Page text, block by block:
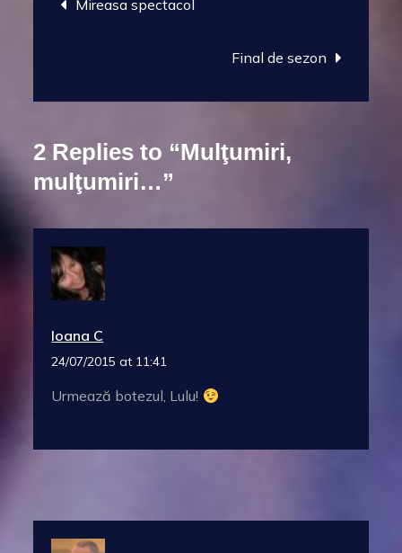
navigation
Mireasa spectacol
Final de sezon
2 Replies to “Mulţumiri,
mulţumiri…”
Ioana C
24/07/2015 at 11:41
Urmează botezul, Lulu!